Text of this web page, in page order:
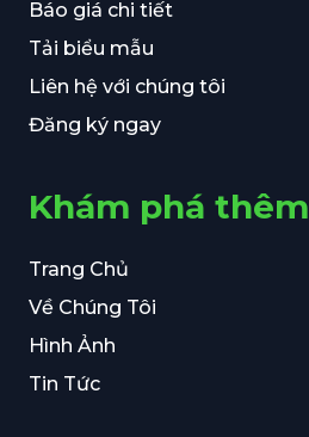
Báo giá chi tiết
Tải biểu mẫu
Liên hệ với chúng tôi
Đăng ký ngay
Khám phá thêm
Trang Chủ
Về Chúng Tôi
Hình Ảnh
Tin Tức